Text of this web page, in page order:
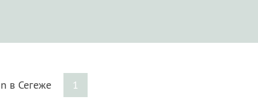
в Сегеже 1